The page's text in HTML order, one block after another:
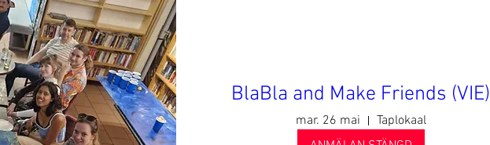
BlaBla and Make Friends (VIE)
mar. 26 mai
Taplokaal